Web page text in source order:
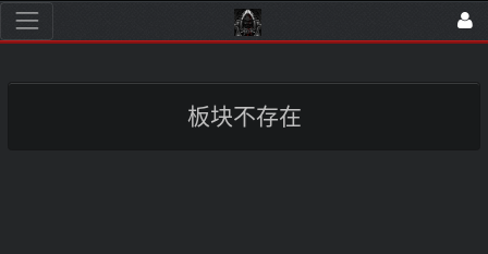
板块不存在